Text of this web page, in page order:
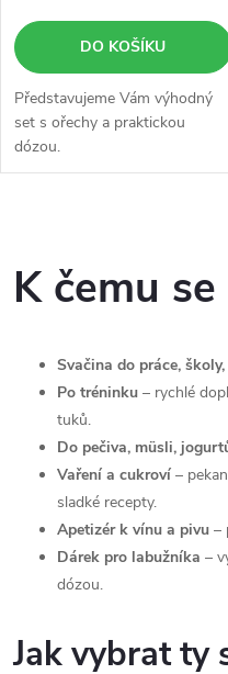
DO KOŠÍKU
Představujeme Vám výhodný
set s ořechy a praktickou
dózou.
v
r
K čemu
Svačina do práce,
Po tréninku – rychlé
tuků.
Do pečiva, müsli,
Vaření a cukroví –
sladké recepty.
Apetizér k vínu a pivu –
Dárek pro labužníka –
dózou.
Jak vybrat ty